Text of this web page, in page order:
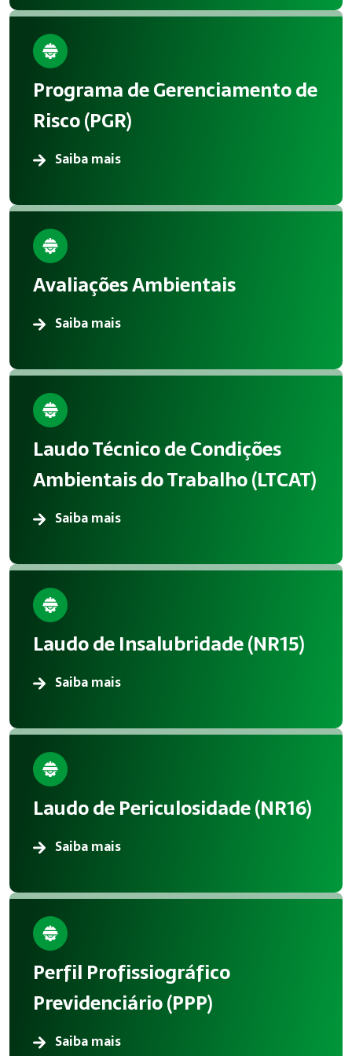
Programa de Gerenciamento de
Risco (PGR)
Saiba mais
Avaliações Ambientais
Saiba mais
Laudo Técnico de Condições
Ambientais do Trabalho (LTCAT)
Saiba mais
Laudo de Insalubridade (NR15)
Saiba mais
Laudo de Periculosidade (NR16)
Saiba mais
Perfil Profissiográfico
Previdenciário (PPP)
Saiba mais